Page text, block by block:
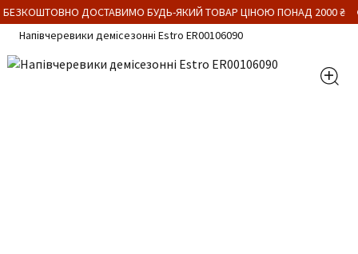
ДОСТАВИМО БУДЬ-ЯКИЙ ТОВАР ЦІНОЮ ПОНАД 2000 ₴
Напівчеревики демісезонні Estro ER00106090